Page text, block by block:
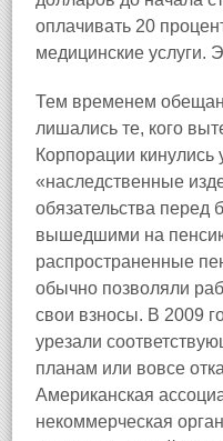
оплачивать 20
медицинские услуги.
Тем временем
лишались те, кого
Корпорации кинулись
«наследственные
обязательства
вышедшими на
распространенные
обычно позволяли
свои взносы. В 2009
урезали
планам или вовсе
Американская
некоммерческая